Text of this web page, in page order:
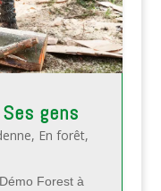
gens
, En forêt,
Forest à